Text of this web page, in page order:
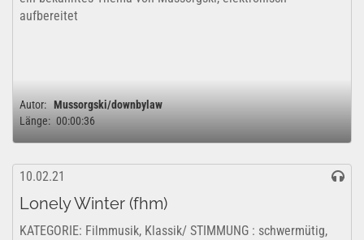
aufbereitet
Autor: Mussorgski/downbylaw
Länge: 00:00:36
10.02.21
Lonely Winter (fhm)
KATEGORIE: Filmmusik, Klassik/ STIMMUNG : schwermütig,